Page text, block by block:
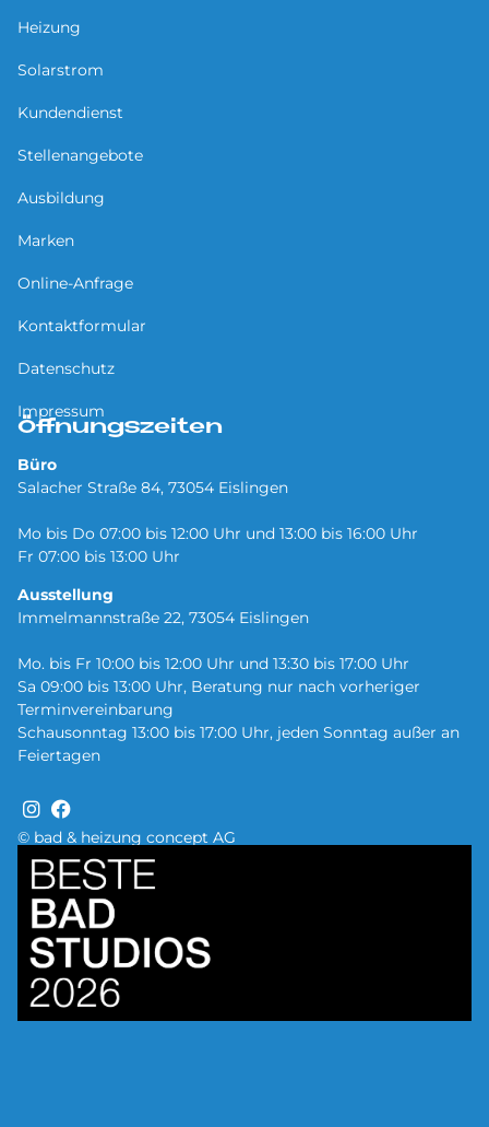
© bad & heizung concept AG
Heizung
Solarstrom
Kundendienst
Stellenangebote
Ausbildung
Marken
Online-Anfrage
Kontaktformular
Datenschutz
Impressum
Öffnungszeiten
Büro
Salacher Straße 84, 73054 Eislingen
Mo bis Do 07:00 bis 12:00 Uhr und 13:00 bis 16:00 Uhr
Fr 07:00 bis 13:00 Uhr
Ausstellung
Immelmannstraße 22, 73054 Eislingen
Mo. bis Fr 10:00 bis 12:00 Uhr und 13:30 bis 17:00 Uhr
Sa 09:00 bis 13:00 Uhr, Beratung nur nach vorheriger
Terminvereinbarung
Schausonntag 13:00 bis 17:00 Uhr, jeden Sonntag außer an
Feiertagen